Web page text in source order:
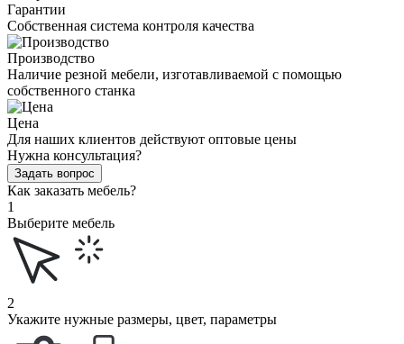
Гарантии
Собственная система контроля качества
Производство
Наличие резной мебели, изготавливаемой с помощью
собственного станка
Цена
Для наших клиентов действуют оптовые цены
Нужна консультация?
Задать вопрос
Как заказать мебель?
1
Выберите мебель
2
Укажите нужные размеры, цвет, параметры